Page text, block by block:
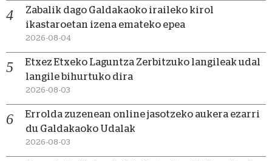
Zabalik dago Galdakaoko iraileko kirol
ikastaroetan izena emateko epea
2026-08-04
Etxez Etxeko Laguntza Zerbitzuko langileak udal
langile bihurtuko dira
2026-08-03
Errolda zuzenean online jasotzeko aukera ezarri
du Galdakaoko Udalak
2026-08-03